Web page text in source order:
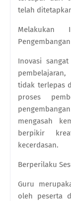
telah
Melakukan
Inovasi
tidak terlepas
proses
mengasah
berpikir
kecerdasan.
Berperilaku
Guru
oleh peserta